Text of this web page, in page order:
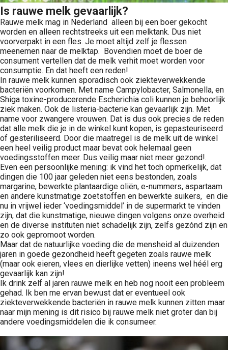
Is rauwe melk gevaarlijk?
Rauwe melk mag in Nederland alleen bij een boer gekocht
worden en alleen rechtstreeks uit een melktank. Dus niet
voorverpakt in een fles. Je moet altijd zelf je flessen
meenemen naar de melktap. Bovendien moet de boer de
consument vertellen dat de melk verhit moet worden voor
consumptie. En dat heeft een reden!
In rauwe melk kunnen sporadisch ook ziekteverwekkende
bacteriën voorkomen. Met name Campylobacter, Salmonella, en
Shiga toxine-producerende Escherichia coli kunnen je behoorlijk
ziek maken. Ook de listeria-bacterie kan gevaarlijk zijn. Met
name voor zwangere vrouwen. Dat is dus ook precies de reden
dat alle melk die je in de winkel kunt kopen, is gepasteuriseerd
of gesteriliseerd. Door die maatregel is de melk uit de winkel
een heel veilig product maar bevat ook helemaal geen
voedingsstoffen meer. Dus veilig maar niet meer gezond!.
Even een persoonlijke mening: ik vind het toch opmerkelijk, dat
dingen die 100 jaar geleden niet eens bestonden, zoals
margarine, bewerkte plantaardige oliën, e-nummers, aspartaam
en andere kunstmatige zoetstoffen en bewerkte suikers, en die
nu in vrijwel ieder ‘voedingsmiddel’ in de supermarkt te vinden
zijn, dat die kunstmatige, nieuwe dingen volgens onze overheid
en de diverse instituten niet schadelijk zijn, zelfs gezónd zijn en
zo ook gepromoot worden.
Maar dat de natuurlijke voeding die de mensheid al duizenden
jaren in goede gezondheid heeft gegeten zoals rauwe melk
(maar ook eieren, vlees en dierlijke vetten) ineens wel héél erg
gevaarlijk kan zijn!
Ik drink zelf al jaren rauwe melk en heb nog nooit een probleem
gehad. Ik ben me ervan bewust dat er eventueel ook
ziekteverwekkende bacteriën in rauwe melk kunnen zitten maar
naar mijn mening is dit risico bij rauwe melk niet groter dan bij
andere voedingsmiddelen die ik consumeer.